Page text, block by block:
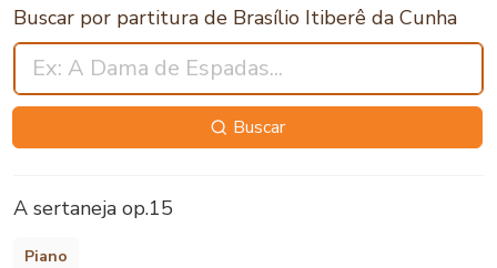
Buscar por partitura de Brasílio Itiberê da Cunha
Buscar
A sertaneja op.15
Piano